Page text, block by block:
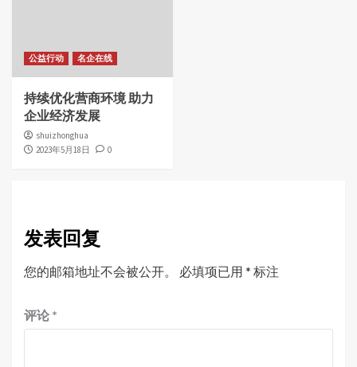
公益行动 名企在线
持续优化营商环境 助力
企业经济发展
shuizhonghua
2023年5月18日
0
发表回复
您的邮箱地址不会被公开。 必填项已用 * 标注
评论 *